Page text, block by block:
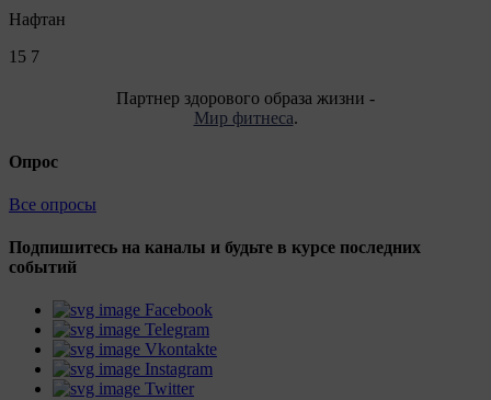
Нафтан
15 7
Партнер здорового образа жизни -
Мир фитнеса.
Опрос
Все опросы
Подпишитесь на каналы и будьте в курсе последних
событий
Facebook
Telegram
Vkontakte
Instagram
Twitter